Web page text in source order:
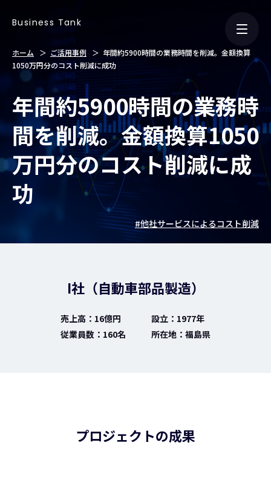
Business Tank
年間約5900時間の業務時
間を削減。金額換算1050
万円分のコスト削減に成
功
#他社サービスによるコスト削減
ホーム ご活用事例
年間約5900時間の業務時間を削減。金額換算
1050万円分のコスト削減に成功
I社（自動車部品製造）
売上高：16億円
従業員数：160名
設立：1977年
所在地：福島県
プロジェクトの成果